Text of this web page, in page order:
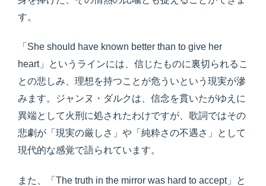
す。
「She should have known better than to give her
heart」というラインには、信じたものに裏切られるこ
との悲しみ、理想を持つことが危ういという現実が滲
みます。ジャンヌ・ダルクは、信念を貫いたがゆえに
異端として火刑に処されたわけですが、歌詞ではその
悲劇が「現実の厳しさ」や「純粋さの不遇さ」として
現代的な感覚で語られています。
また、「The truth in the mirror was hard to accept」と